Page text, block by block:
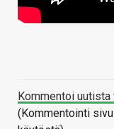
Kommentoi
(Kommentointi